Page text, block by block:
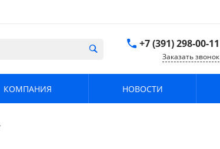
+7 (391) 298-00-11
г. Красноярск, пер.
Заказать звонок
КОМПАНИЯ НОВОСТИ